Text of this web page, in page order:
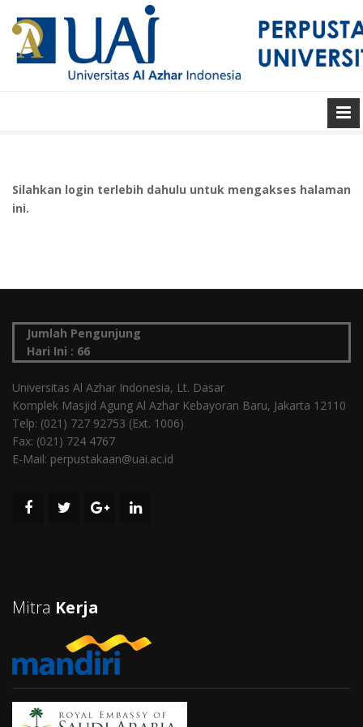
Silahkan login terlebih dahulu untuk mengakses halaman
ini.
Jumlah Pengunjung
Hari Ini : 66
Universitas Al Azhar Indonesia, Lt. Dasar
Komplek Masjid Agung Al Azhar Kebayoran Baru, Jakarta 12110
Telp: (021) 727 92753 (Ext. 1006)
Fax: (021) 724 4767
E-Mail: perpustakaan@uai.ac.id
Mitra Kerja